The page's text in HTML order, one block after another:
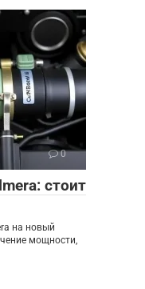
0
стоит
на новый
мощности,